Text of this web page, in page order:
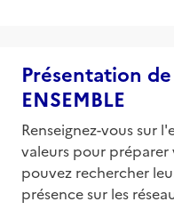
Présentation
ENSEMBLE
Renseignez-vous sur
valeurs pour
pouvez rechercher
présence sur les